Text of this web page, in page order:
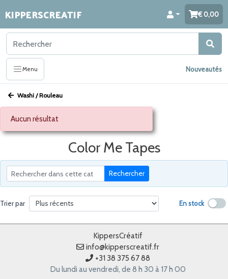
KIPPERSCREATIF 0,00
Menu Nouveautés
Washi / Rouleau
Aucun résultat
Color Me Tapes
Rechercher
Trier par En stock
KippersCréatif
info@kipperscreatif.fr
+31 38 375 67 88
Du lundi au vendredi, de 8 h 30 à 17 h 00